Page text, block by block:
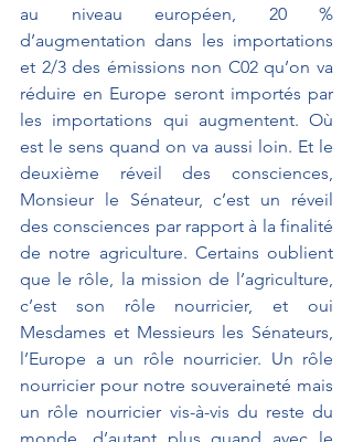
au niveau européen, 20 %
d’augmentation dans les importations
et 2/3 des émissions non C02 qu’on va
réduire en Europe seront importés par
les importations qui augmentent. Où
est le sens quand on va aussi loin. Et le
deuxième réveil des consciences,
Monsieur le Sénateur, c’est un réveil
des consciences par rapport à la finalité
de notre agriculture. Certains oublient
que le rôle, la mission de l’agriculture,
c’est son rôle nourricier, et oui
Mesdames et Messieurs les Sénateurs,
l’Europe a un rôle nourricier. Un rôle
nourricier pour notre souveraineté mais
un rôle nourricier vis-à-vis du reste du